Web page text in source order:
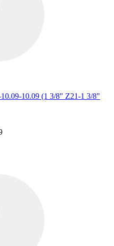
10.09 (1 3/8" Z21-1 3/8"